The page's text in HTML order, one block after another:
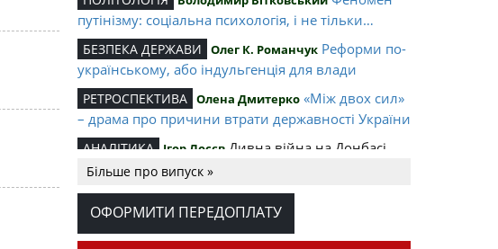
путінізму: соціальна психологія, і не тільки…
БЕЗПЕКА ДЕРЖАВИ Олег К. Романчук Реформи по-
українському, або індульгенція для влади
РЕТРОСПЕКТИВА Олена Дмитерко «Між двох сил»
– драма про причини втрати державності України
АНАЛІТИКА Ігор Лосєв Дивна війна на Донбасі.
Хто виграв від «перемир’я»?
БЕЗПЕКА ДЕРЖАВИ Про внутрішнє та зовнішнє
становище України
Позачергове послання Президента України до
Більше про випуск »
ОФОРМИТИ ПЕРЕДОПЛАТУ